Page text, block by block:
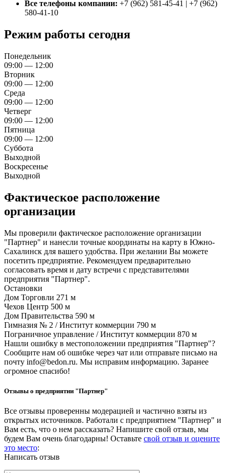
Все телефоны компании: +7 (962) 581-45-41 | +7 (962)
580-41-10
Режим работы сегодня
Понедельник
09:00 — 12:00
Вторник
09:00 — 12:00
Среда
09:00 — 12:00
Четверг
09:00 — 12:00
Пятница
09:00 — 12:00
Суббота
Выходной
Воскресенье
Выходной
Фактическое расположение
организации
Мы проверили фактическое расположение организации
"Партнер" и нанесли точные координаты на карту в Южно-
Сахалинск для вашего удобства. При желании Вы можете
посетить предприятие. Рекомендуем предварительно
согласовать время и дату встречи с представителями
предприятия "Партнер".
Остановки
Дом Торговли 271 м
Чехов Центр 500 м
Дом Правительства 590 м
Гимназия № 2 / Институт коммерции 790 м
Пограничное управление / Институт коммерции 870 м
Нашли ошибку в местоположении предприятия "Партнер"?
Сообщите нам об ошибке через чат или отправьте письмо на
почту info@bedon.ru. Мы исправим информацию. Заранее
огромное спасибо!
Отзывы о предприятии "Партнер"
Все отзывы проверенны модерацией и частично взяты из
открытых источников. Работали с предприятием "Партнер" и
Вам есть, что о нем рассказать? Напишите свой отзыв, мы
будем Вам очень благодарны! Оставьте свой отзыв и оцените
это место:
Написать отзыв